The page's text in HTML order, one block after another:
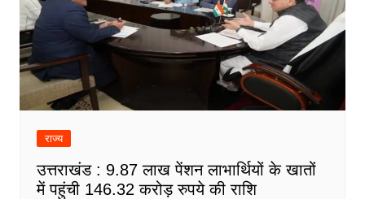
राज्य
उत्तराखंड : 9.87 लाख पेंशन लाभार्थियों के खातों
में पहुंची 146.32 करोड़ रुपये की राशि